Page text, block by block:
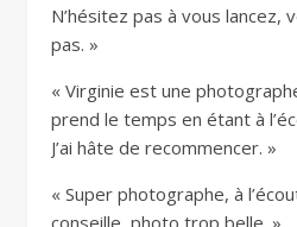
N’hésitez pas à vous lancez,
pas. »
« Virginie est une
prend le temps en étant à
J’ai hâte de recommencer. »
« Super photographe, à
conseille, photo trop belle. »